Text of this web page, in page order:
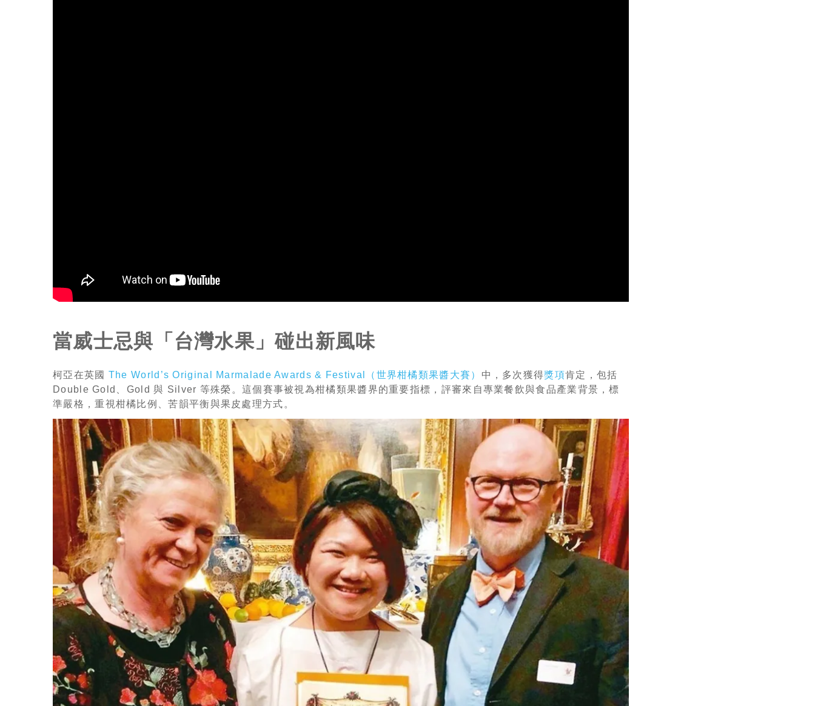
當威士忌與「台灣水果」碰出新風味
柯亞在英國 The World’s Original Marmalade Awards & Festival（世界柑橘類果醬大賽） 中，多次獲得獎項肯定，包括
Double Gold、Gold 與 Silver 等殊榮。這個賽事被視為柑橘類果醬界的重要指標，評審來自專業餐飲與食品產業背景，標
準嚴格，重視柑橘比例、苦韻平衡與果皮處理方式。